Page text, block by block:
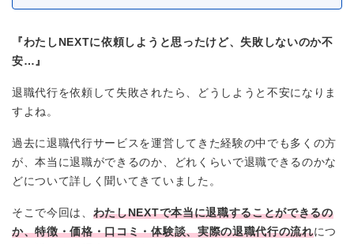
『わたしNEXTに依頼しようと思ったけど、失敗しないのか不
安…』
退職代行を依頼して失敗されたら、どうしようと不安になりま
すよね。
過去に退職代行サービスを運営してきた経験の中でも多くの方
が、本当に退職ができるのか、どれくらいで退職できるのかな
どについて詳しく聞いてきていました。
そこで今回は、 わたしNEXTで本当に退職することができるの
か、特徴・価格・口コミ・体験談、実際の退職代行の流れにつ